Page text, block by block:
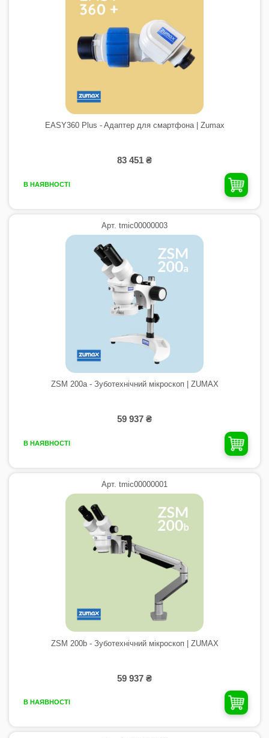
EASY360 Plus - Aдаптер для смартфона | Zumax
83 451 ₴
В НАЯВНОСТІ
Арт. tmic00000003
ZSM 200а - Зуботехнічний мікроскоп | ZUMAX
59 937 ₴
В НАЯВНОСТІ
Арт. tmic00000001
ZSM 200b - Зуботехнічний мікроскоп | ZUMAX
59 937 ₴
В НАЯВНОСТІ